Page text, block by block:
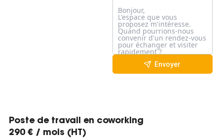
Envoyer
Poste de travail en coworking
290 € / mois (HT)